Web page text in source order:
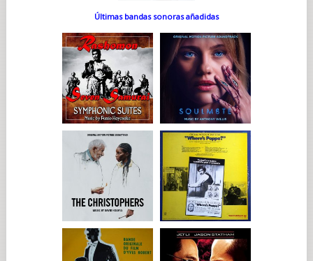
Últimas bandas sonoras añadidas